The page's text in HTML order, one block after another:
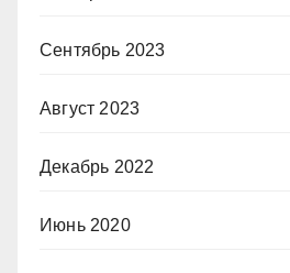
Сентябрь 2023
Август 2023
Декабрь 2022
Июнь 2020